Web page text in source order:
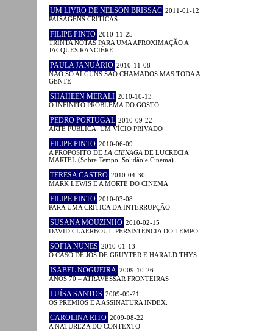
UM LIVRO DE NELSON BRISSAC 2011-01-12
PAISAGENS CRÍTICAS
FILIPE PINTO 2010-11-25
TRINTA NOTAS PARA UMA APROXIMAÇÃO A
JACQUES RANCIÈRE
PAULA JANUÁRIO 2010-11-08
NÃO SÓ ALGUNS SÃO CHAMADOS MAS TODA A
GENTE
SHAHEEN MERALI 2010-10-13
O INFINITO PROBLEMA DO GOSTO
PEDRO PORTUGAL 2010-09-22
ARTE PÚBLICA: UM VÍCIO PRIVADO
FILIPE PINTO 2010-06-09
A PROPÓSITO DE LA CIENAGA DE LUCRECIA
MARTEL (Sobre Tempo, Solidão e Cinema)
TERESA CASTRO 2010-04-30
MARK LEWIS E A MORTE DO CINEMA
FILIPE PINTO 2010-03-08
PARA UMA CRÍTICA DA INTERRUPÇÃO
SUSANA MOUZINHO 2010-02-15
DAVID CLAERBOUT. PERSISTÊNCIA DO TEMPO
SOFIA NUNES 2010-01-13
O CASO DE JOS DE GRUYTER E HARALD THYS
ISABEL NOGUEIRA 2009-10-26
ANOS 70 – ATRAVESSAR FRONTEIRAS
LUÍSA SANTOS 2009-09-21
OS PRÉMIOS E A ASSINATURA INDEX:
CAROLINA RITO 2009-08-22
A NATUREZA DO CONTEXTO